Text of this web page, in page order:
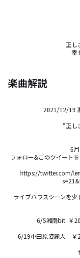
正し
幸
楽曲解説
2021/12/19
“正し
6
フォロー&このツイート
https://twitter.com/
ライブハウスシーンを
6/5湘南bit  ￥
6/19小田原姿麗人　￥